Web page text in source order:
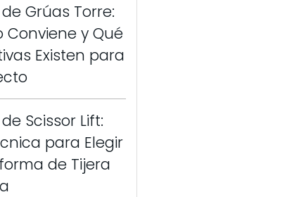
Grúas Torre:
Conviene y Qué
Existen para
Scissor Lift:
para Elegir
de Tijera